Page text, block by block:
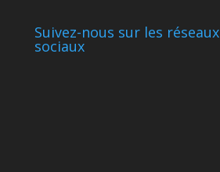
Suivez-nous sur les réseaux
sociaux